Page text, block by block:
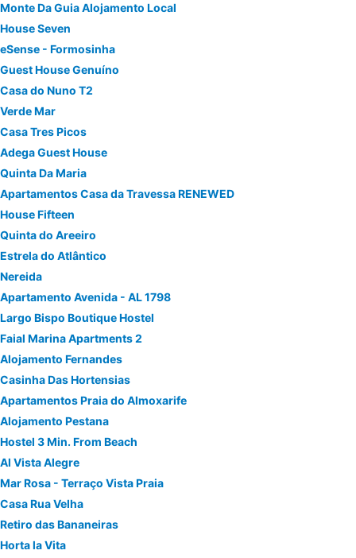
Monte Da Guia Alojamento Local
House Seven
eSense - Formosinha
Guest House Genuíno
Casa do Nuno T2
Verde Mar
Casa Tres Picos
Adega Guest House
Quinta Da Maria
Apartamentos Casa da Travessa RENEWED
House Fifteen
Quinta do Areeiro
Estrela do Atlântico
Nereida
Apartamento Avenida - AL 1798
Largo Bispo Boutique Hostel
Faial Marina Apartments 2
Alojamento Fernandes
Casinha Das Hortensias
Apartamentos Praia do Almoxarife
Alojamento Pestana
Hostel 3 Min. From Beach
Al Vista Alegre
Mar Rosa - Terraço Vista Praia
Casa Rua Velha
Retiro das Bananeiras
Horta la Vita